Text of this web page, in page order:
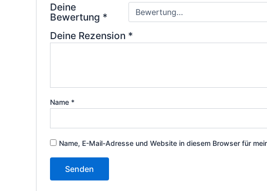
Deine
Bewertung *
Deine Rezension *
Name *
Name, E-Mail-Adresse und Website in diesem Browser für